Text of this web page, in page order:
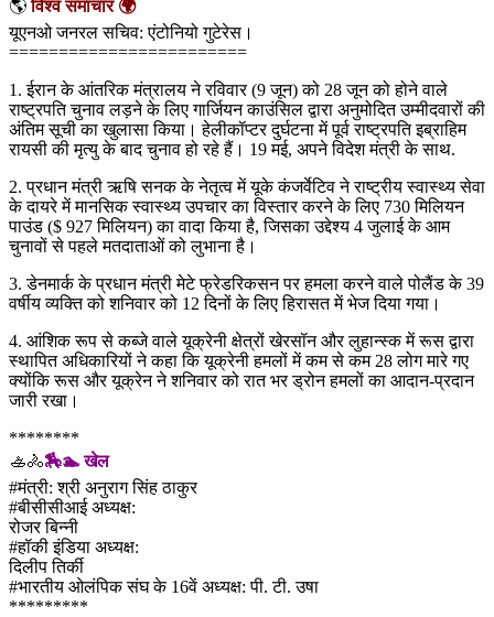
🌎विश्व समाचार 🌍
यूएनओ जनरल सचिव: एंटोनियो गुटेरेस।
========================
1. ईरान के आंतरिक मंत्रालय ने रविवार (9 जून) को 28 जून को होने वाले
राष्ट्रपति चुनाव लड़ने के लिए गार्जियन काउंसिल द्वारा अनुमोदित उम्मीदवारों की
अंतिम सूची का खुलासा किया। हेलीकॉप्टर दुर्घटना में पूर्व राष्ट्रपति इब्राहिम
रायसी की मृत्यु के बाद चुनाव हो रहे हैं। 19 मई, अपने विदेश मंत्री के साथ.
2. प्रधान मंत्री ऋषि सनक के नेतृत्व में यूके कंजर्वेटिव ने राष्ट्रीय स्वास्थ्य सेवा
के दायरे में मानसिक स्वास्थ्य उपचार का विस्तार करने के लिए 730 मिलियन
पाउंड ($ 927 मिलियन) का वादा किया है, जिसका उद्देश्य 4 जुलाई के आम
चुनावों से पहले मतदाताओं को लुभाना है।
3. डेनमार्क के प्रधान मंत्री मेटे फ्रेडरिकसन पर हमला करने वाले पोलैंड के 39
वर्षीय व्यक्ति को शनिवार को 12 दिनों के लिए हिरासत में भेज दिया गया।
4. आंशिक रूप से कब्जे वाले यूक्रेनी क्षेत्रों खेरसॉन और लुहान्स्क में रूस द्वारा
स्थापित अधिकारियों ने कहा कि यूक्रेनी हमलों में कम से कम 28 लोग मारे गए
क्योंकि रूस और यूक्रेन ने शनिवार को रात भर ड्रोन हमलों का आदान-प्रदान
जारी रखा।
********
🚣🚴🏇🏊 खेल
#मंत्री: श्री अनुराग सिंह ठाकुर
#बीसीसीआई अध्यक्ष:
रोजर बिन्नी
#हॉकी इंडिया अध्यक्ष:
दिलीप तिर्की
#भारतीय ओलंपिक संघ के 16वें अध्यक्ष: पी. टी. उषा
*********